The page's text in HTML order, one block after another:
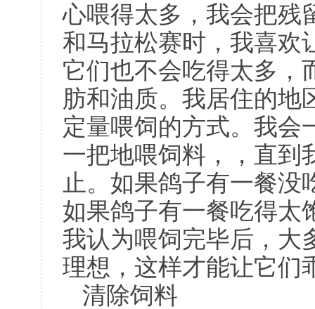
心喂得太多，我会把残
和马拉松赛时，我喜欢
它们也不会吃得太多，
肪和油质。我居住的地
定量喂饲的方式。我会
一把地喂饲料，，直到
止。如果鸽子有一餐没
如果鸽子有一餐吃得太
我认为喂饲完毕后，大
理想，这样才能让它们
清除饲料